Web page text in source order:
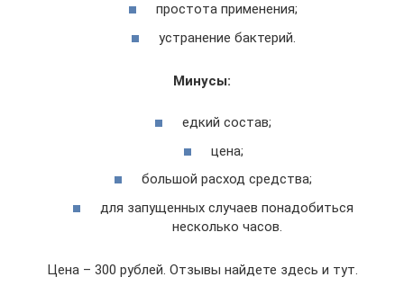
простота применения;
устранение бактерий.
Минусы:
едкий состав;
цена;
большой расход средства;
для запущенных случаев понадобиться
несколько часов.
Цена – 300 рублей. Отзывы найдете здесь и тут.